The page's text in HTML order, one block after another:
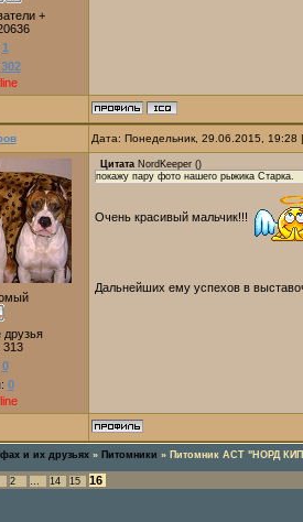
+
1
302
Дата: Понедельник, 29.06.2015,
друзья
313
0
0
Цитата NordKeeper ()
покажу пару фото нашего рыжика Старка.
Очень красивый мальчик!!!
Дальнейших ему успехов в
и их друзьях » Питомники » Питомник АСТ "НОРД
2 … 14 15 16